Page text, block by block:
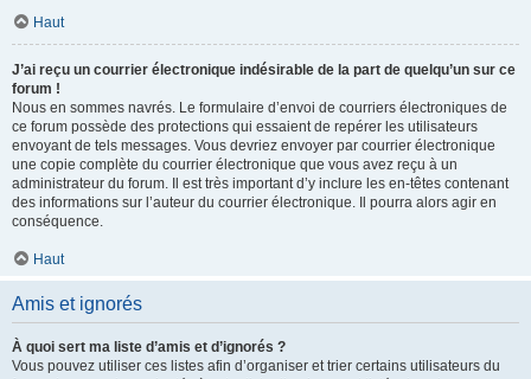
Haut
J’ai reçu un courrier électronique indésirable de la part de quelqu’un sur ce
forum !
Nous en sommes navrés. Le formulaire d’envoi de courriers électroniques de
ce forum possède des protections qui essaient de repérer les utilisateurs
envoyant de tels messages. Vous devriez envoyer par courrier électronique
une copie complète du courrier électronique que vous avez reçu à un
administrateur du forum. Il est très important d’y inclure les en-têtes contenant
des informations sur l’auteur du courrier électronique. Il pourra alors agir en
conséquence.
Haut
Amis et ignorés
À quoi sert ma liste d’amis et d’ignorés ?
Vous pouvez utiliser ces listes afin d’organiser et trier certains utilisateurs du